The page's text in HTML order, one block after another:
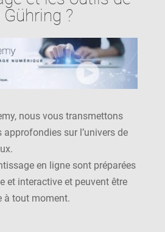
?
nous vous transmettons
sur l’univers de
en ligne sont préparées
et interactive et peuvent être
à tout moment.